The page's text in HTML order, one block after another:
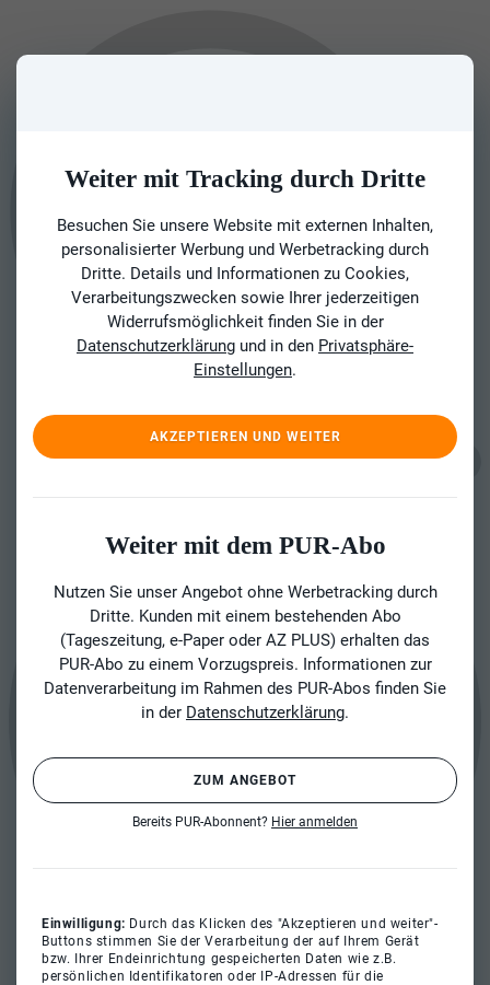
Weiter mit Tracking durch Dritte
Besuchen Sie unsere Website mit externen Inhalten,
personalisierter Werbung und Werbetracking durch
Dritte. Details und Informationen zu Cookies,
Verarbeitungszwecken sowie Ihrer jederzeitigen
Widerrufsmöglichkeit finden Sie in der
Datenschutzerklärung und in den Privatsphäre-
Einstellungen.
AKZEPTIEREN UND WEITER
Weiter mit dem PUR-Abo
Nutzen Sie unser Angebot ohne Werbetracking durch
Dritte. Kunden mit einem bestehenden Abo
(Tageszeitung, e-Paper oder AZ PLUS) erhalten das
PUR-Abo zu einem Vorzugspreis. Informationen zur
Datenverarbeitung im Rahmen des PUR-Abos finden Sie
in der Datenschutzerklärung.
ZUM ANGEBOT
Bereits PUR-Abonnent? Hier anmelden
Einwilligung: Durch das Klicken des "Akzeptieren und weiter"-
Buttons stimmen Sie der Verarbeitung der auf Ihrem Gerät
bzw. Ihrer Endeinrichtung gespeicherten Daten wie z.B.
persönlichen Identifikatoren oder IP-Adressen für die